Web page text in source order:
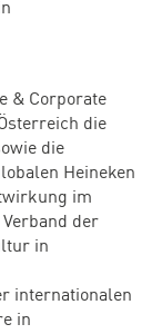
& Corporate
die
die
Heineken
im
der
in
internationalen
in